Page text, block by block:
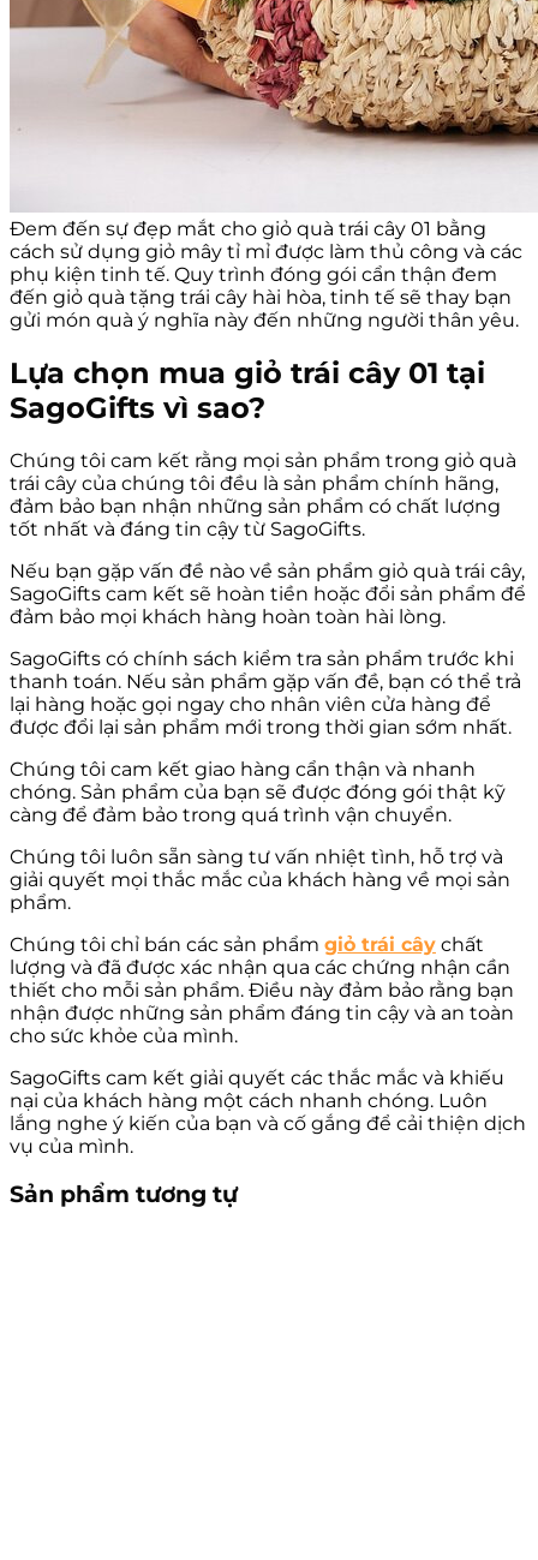
Đem đến sự đẹp mắt cho giỏ quà trái cây 01 bằng
cách sử dụng giỏ mây tỉ mỉ được làm thủ công và các
phụ kiện tinh tế. Quy trình đóng gói cẩn thận đem
đến giỏ quà tặng trái cây hài hòa, tinh tế sẽ thay bạn
gửi món quà ý nghĩa này đến những người thân yêu.
Lựa chọn mua giỏ trái cây 01 tại
SagoGifts vì sao?
Chúng tôi cam kết rằng mọi sản phẩm trong giỏ quà
trái cây của chúng tôi đều là sản phẩm chính hãng,
đảm bảo bạn nhận những sản phẩm có chất lượng
tốt nhất và đáng tin cậy từ SagoGifts.
Nếu bạn gặp vấn đề nào về sản phẩm giỏ quà trái cây,
SagoGifts cam kết sẽ hoàn tiền hoặc đổi sản phẩm để
đảm bảo mọi khách hàng hoàn toàn hài lòng.
SagoGifts có chính sách kiểm tra sản phẩm trước khi
thanh toán. Nếu sản phẩm gặp vấn đề, bạn có thể trả
lại hàng hoặc gọi ngay cho nhân viên cửa hàng để
được đổi lại sản phẩm mới trong thời gian sớm nhất.
Chúng tôi cam kết giao hàng cẩn thận và nhanh
chóng. Sản phẩm của bạn sẽ được đóng gói thật kỹ
càng để đảm bảo trong quá trình vận chuyển.
Chúng tôi luôn sẵn sàng tư vấn nhiệt tình, hỗ trợ và
giải quyết mọi thắc mắc của khách hàng về mọi sản
phẩm.
Chúng tôi chỉ bán các sản phẩm giỏ trái cây chất
lượng và đã được xác nhận qua các chứng nhận cần
thiết cho mỗi sản phẩm. Điều này đảm bảo rằng bạn
nhận được những sản phẩm đáng tin cậy và an toàn
cho sức khỏe của mình.
SagoGifts cam kết giải quyết các thắc mắc và khiếu
nại của khách hàng một cách nhanh chóng. Luôn
lắng nghe ý kiến của bạn và cố gắng để cải thiện dịch
vụ của mình.
Sản phẩm tương tự